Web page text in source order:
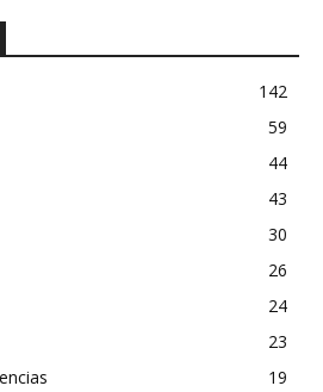
142
59
44
43
30
26
24
23
19